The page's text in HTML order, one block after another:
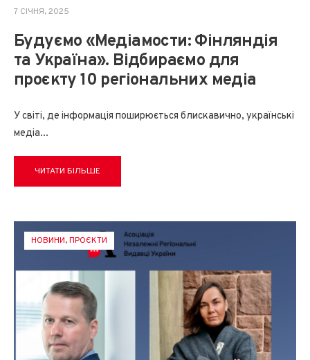
7 СІЧНЯ, 2025
Будуємо «Медіамости: Фінляндія
та Україна». Відбираємо для
проєкту 10 регіональних медіа
У світі, де інформація поширюється блискавично, українські
медіа...
ЧИТАТИ БІЛЬШЕ
НОВИНИ,ПРОЄКТИ